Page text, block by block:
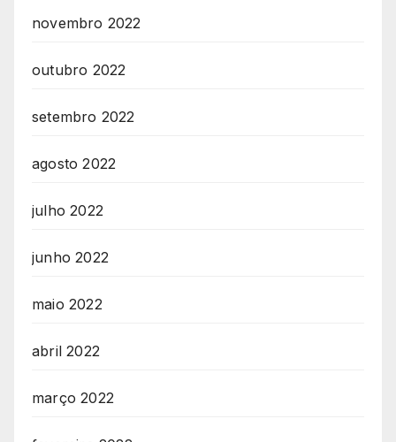
novembro 2022
outubro 2022
setembro 2022
agosto 2022
julho 2022
junho 2022
maio 2022
abril 2022
março 2022